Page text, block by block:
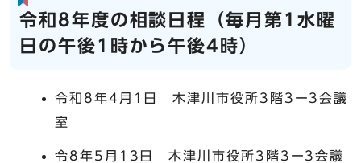
令和8年度の相談日程（毎月第1水曜
日の午後1時から午後4時）
令和8年4月1日 木津川市役所3階3ー3会議
室
令8年5月13日 木津川市役所3階3ー3会議